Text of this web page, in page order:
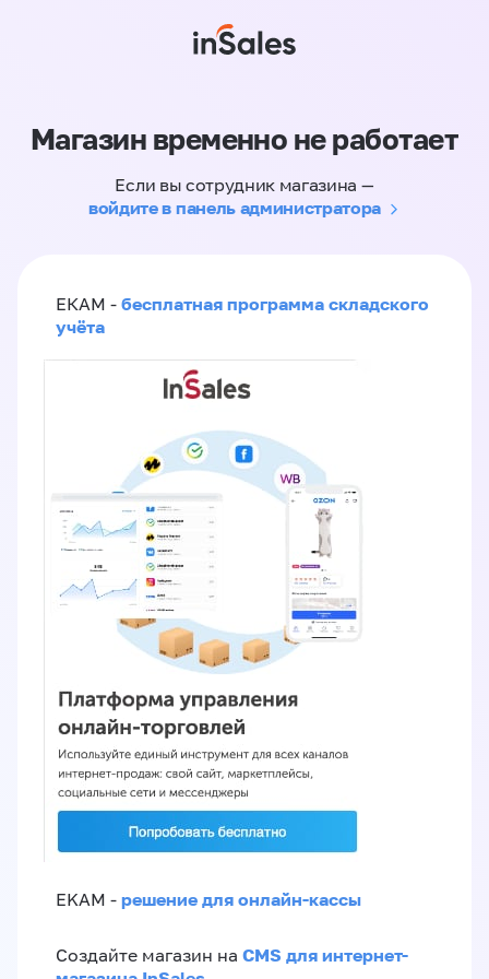
Магазин временно не работает
Если вы сотрудник магазина —
войдите в панель администратора
ЕКАМ - бесплатная программа складского
учёта
EKAM - решение для онлайн-кассы
Создайте магазин на CMS для интернет-